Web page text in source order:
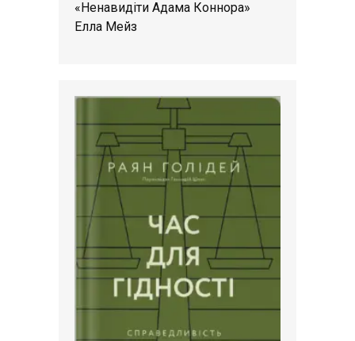
«Ненавидіти Адама Коннора»
Елла Мейз